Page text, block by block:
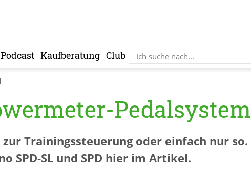
Podcast Kaufberatung Club
Trainingssteuerung oder einfach nur
SPD-SL und SPD hier im Artikel.